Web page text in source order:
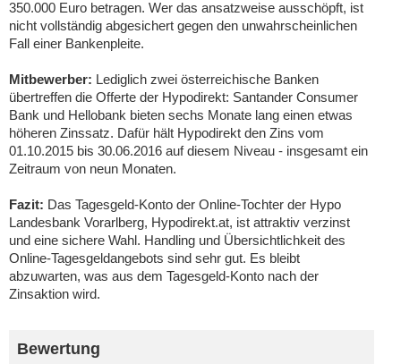
350.000 Euro betragen. Wer das ansatzweise ausschöpft, ist
nicht vollständig abgesichert gegen den unwahrscheinlichen
Fall einer Bankenpleite.
Mitbewerber: Lediglich zwei österreichische Banken
übertreffen die Offerte der Hypodirekt: Santander Consumer
Bank und Hellobank bieten sechs Monate lang einen etwas
höheren Zinssatz. Dafür hält Hypodirekt den Zins vom
01.10.2015 bis 30.06.2016 auf diesem Niveau - insgesamt ein
Zeitraum von neun Monaten.
Fazit: Das Tagesgeld-Konto der Online-Tochter der Hypo
Landesbank Vorarlberg, Hypodirekt.at, ist attraktiv verzinst
und eine sichere Wahl. Handling und Übersichtlichkeit des
Online-Tagesgeldangebots sind sehr gut. Es bleibt
abzuwarten, was aus dem Tagesgeld-Konto nach der
Zinsaktion wird.
Bewertung